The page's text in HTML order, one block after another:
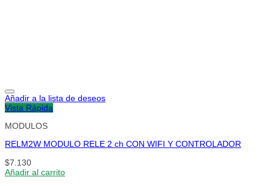
Añadir a la lista de deseos
Vista Rápida
MODULOS
RELM2W MODULO RELE 2 ch CON WIFI Y CONTROLADOR
$7.130
Añadir al carrito